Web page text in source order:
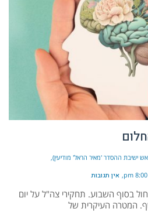
ישיבת ההסדר 'מאיר הראל' מודיעין)
8:00 pm אין תגובות
בסוף השבוע. תחקירי צה"ל על יום
המטרה העיקרית של